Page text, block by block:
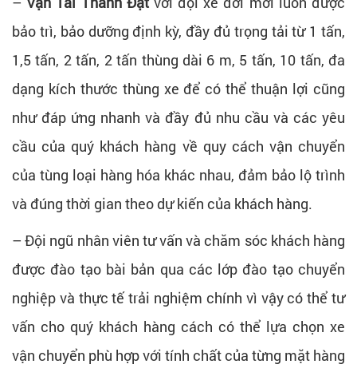
bảo trì, bảo dưỡng định kỳ, đầy đủ trọng tải từ 1 tấn,
1,5 tấn, 2 tấn, 2 tấn thùng dài 6 m, 5 tấn, 10 tấn, đa
dạng kích thước thùng xe để có thể thuận lợi cũng
như đáp ứng nhanh và đầy đủ nhu cầu và các yêu
cầu của quý khách hàng về quy cách vận chuyển
của tùng loại hàng hóa khác nhau, đảm bảo lộ trình
và đúng thời gian theo dự kiến của khách hàng.
– Đội ngũ nhân viên tư vấn và chăm sóc khách hàng
được đào tạo bài bản qua các lớp đào tạo chuyển
nghiệp và thực tế trải nghiệm chính vì vậy có thể tư
vấn cho quý khách hàng cách có thể lựa chọn xe
vận chuyển phù hợp với tính chất của từng mặt hàng